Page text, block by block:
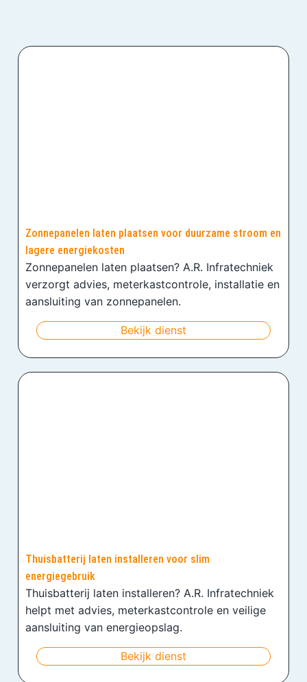
Zonnepanelen laten plaatsen voor duurzame stroom en
lagere energiekosten
Zonnepanelen laten plaatsen? A.R. Infratechniek
verzorgt advies, meterkastcontrole, installatie en
aansluiting van zonnepanelen.
Bekijk dienst
Thuisbatterij laten installeren voor slim
energiegebruik
Thuisbatterij laten installeren? A.R. Infratechniek
helpt met advies, meterkastcontrole en veilige
aansluiting van energieopslag.
Bekijk dienst